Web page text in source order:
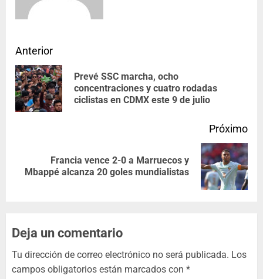
Anterior
Prevé SSC marcha, ocho
concentraciones y cuatro rodadas
ciclistas en CDMX este 9 de julio
Próximo
Francia vence 2-0 a Marruecos y
Mbappé alcanza 20 goles mundialistas
Deja un comentario
Tu dirección de correo electrónico no será publicada. Los
campos obligatorios están marcados con *